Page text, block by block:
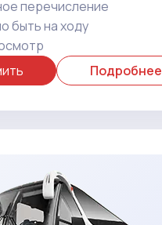
перечисление
быть на ходу
Подробнее